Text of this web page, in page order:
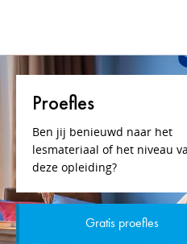
Proefles
Ben jij benieuwd naar het
lesmateriaal of het niveau
deze opleiding?
Gratis proefles